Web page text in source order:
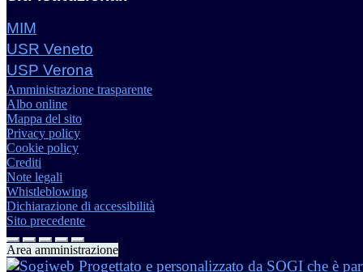
MIM
USR Veneto
USP Verona
Amministrazione trasparente
Albo online
Mappa del sito
Privacy policy
Cookie policy
Crediti
Note legali
Whistleblowing
Dichiarazione di accessibilità
Sito precedente
Area amministrazione